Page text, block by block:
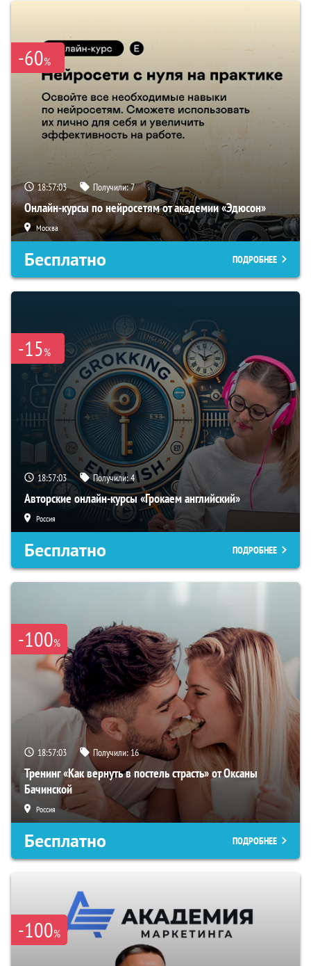
-60%
18:57:02 Получили:7
Онлайн-курсы по нейросетям от академии «Эдюсон»
Москва
Бесплатно ПОДРОБНЕЕ
-15%
18:57:02 Получили:4
Авторские онлайн-курсы «Грокаем английский»
Россия
Бесплатно ПОДРОБНЕЕ
-100%
18:57:02 Получили:16
Тренинг «Как вернуть в постель страсть» от Оксаны
Бачинской
Россия
Бесплатно ПОДРОБНЕЕ
-100%